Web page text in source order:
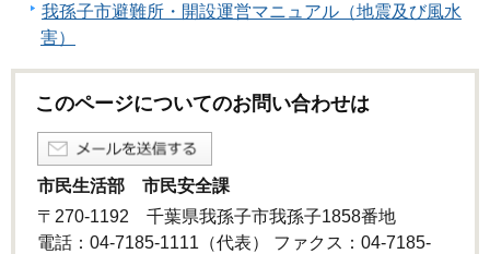
我孫子市避難所・開設運営マニュアル（地震及び風水
害）
このページについてのお問い合わせは
市民生活部 市民安全課
〒270-1192 千葉県我孫子市我孫子1858番地
電話：04-7185-1111（代表） ファクス：04-7185-